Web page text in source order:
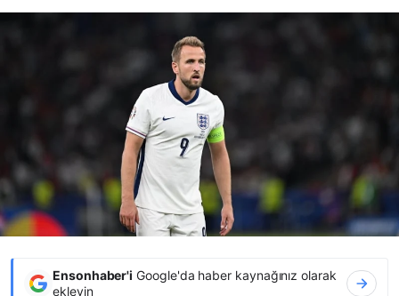
Ensonhaber'i Google'da haber kaynağınız olarak
ekleyin